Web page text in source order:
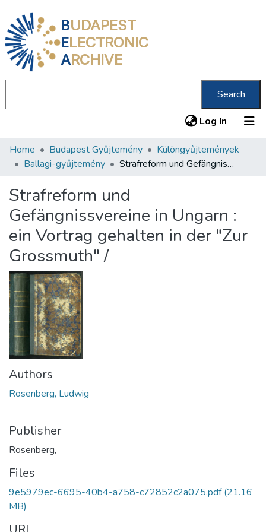
BUDAPEST
ELECTRONIC
ARCHIVE
Search
Log In (current)
Communities & Collections
Statistics
About us
Home Budapest Gyűjtemény
Különgyűjtemények
Ballagi-gyűjtemény
Strafreform und Gefängnissvereine in Ungarn : ein Vortrag gehalten in der "Zur Grossmuth" /
Strafreform und
Gefängnissvereine in Ungarn :
ein Vortrag gehalten in der "Zur
Grossmuth" /
Authors
Rosenberg, Ludwig
Publisher
Rosenberg,
Files
9e5979ec-6695-40b4-a758-c72852c2a075.pdf(21.16
MB)